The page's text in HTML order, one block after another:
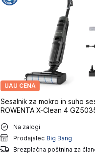
UAU CENA
Sesalnik za mokro in suho
ROWENTA X-Clean 4
Na zalogi
Prodajalec Big Bang
Brezplačna poštnina za